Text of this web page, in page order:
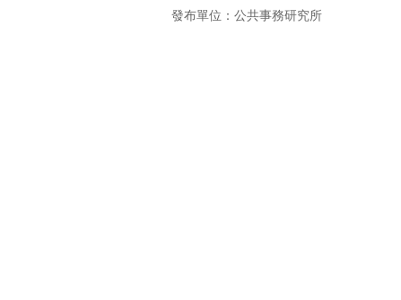
發布單位：公共事務研究所